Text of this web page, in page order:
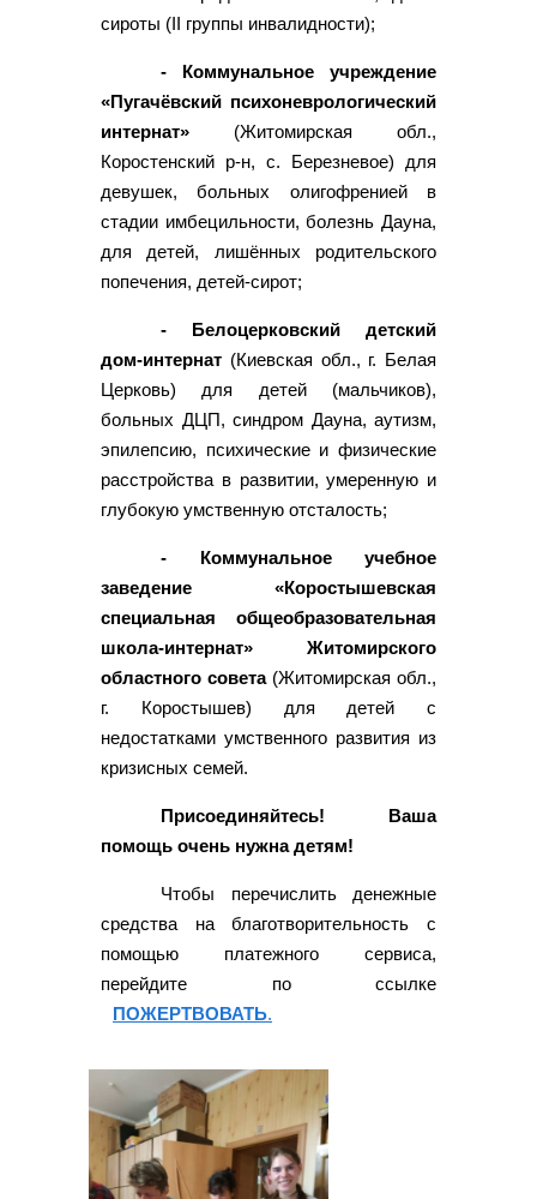
сироты (II группы инвалидности);
- Коммунальное учреждение
«Пугачёвский психоневрологический
интернат» (Житомирская обл.,
Коростенский р-н, с. Березневое) для
девушек, больных олигофренией в
стадии имбецильности, болезнь Дауна,
для детей, лишённых родительского
попечения, детей-сирот;
- Белоцерковский детский
дом-интернат (Киевская обл., г. Белая
Церковь) для детей (мальчиков),
больных ДЦП, синдром Дауна, аутизм,
эпилепсию, психические и физические
расстройства в развитии, умеренную и
глубокую умственную отсталость;
- Коммунальное учебное
заведение «Коростышевская
специальная общеобразовательная
школа-интернат» Житомирского
областного совета(Житомирская обл.,
г. Коростышев) для детей с
недостатками умственного развития из
кризисных семей.
Присоединяйтесь! Ваша
помощь очень нужна детям!
Чтобы перечислить денежные
средства на благотворительность с
помощью платежного сервиса,
перейдите по ссылке
ПОЖЕРТВОВАТЬ.